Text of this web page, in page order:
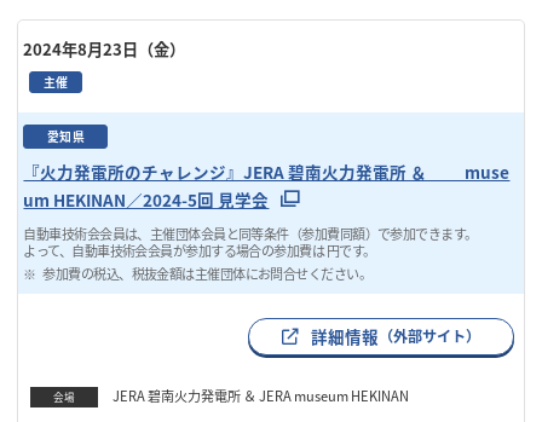
2024年8月23日（金）
主催
愛知県
『火力発電所のチャレンジ』JERA 碧南火力発電所 ＆ muse
um HEKINAN／2024-5回 見学会
自動車技術会会員は、主催団体会員と同等条件（参加費同額）で参加できます。
よって、自動車技術会会員が参加する場合の参加費は 円です。
参加費の税込、税抜金額は主催団体にお問合せください。
詳細情報 （外部サイト）
会場 JERA 碧南火力発電所 ＆ JERA museum HEKINAN